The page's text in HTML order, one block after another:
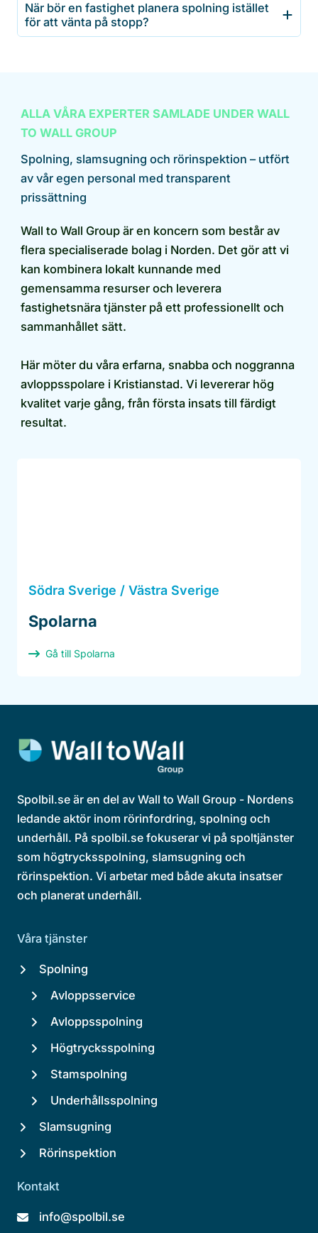
När bör en fastighet planera spolning istället
för att vänta på stopp?
ALLA VÅRA EXPERTER SAMLADE UNDER WALL
TO WALL GROUP
Spolning, slamsugning och rörinspektion – utfört
av vår egen personal med transparent
prissättning
Wall to Wall Group är en koncern som består av
flera specialiserade bolag i Norden. Det gör att vi
kan kombinera lokalt kunnande med
gemensamma resurser och leverera
fastighetsnära tjänster på ett professionellt och
sammanhållet sätt.
Här möter du våra erfarna, snabba och noggranna
avloppsspolare i Kristianstad. Vi levererar hög
kvalitet varje gång, från första insats till färdigt
resultat.
Södra Sverige / Västra Sverige
Spolarna
Gå till Spolarna
Spolbil.se är en del av Wall to Wall Group - Nordens
ledande aktör inom rörinfordring, spolning och
underhåll. På spolbil.se fokuserar vi på spoltjänster
som högtrycksspolning, slamsugning och
rörinspektion. Vi arbetar med både akuta insatser
och planerat underhåll.
Våra tjänster
Spolning
Avloppsservice
Avloppsspolning
Högtrycksspolning
Stamspolning
Underhållsspolning
Slamsugning
Rörinspektion
Kontakt
info@spolbil.se